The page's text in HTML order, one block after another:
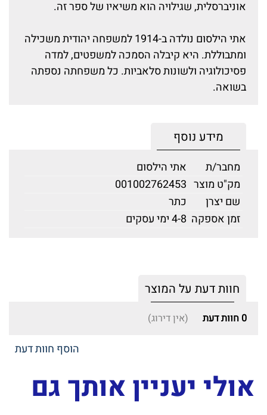
אוניברסלית, שגילויה הוא משיאיו של ספר זה.
אתי הילסום נולדה ב-1914 למשפחה יהודית משכילה
ומתבוללת. היא קיבלה הסמכה למשפטים, למדה
פסיכולוגיה ולשונות סלאביות. כל משפחתה נספתה
בשואה.
מידע נוסף
מחבר/ת
אתי הילסום
מק"ט מוצר 001002762453
שם יצרן
כתר
זמן אספקה 4-8 ימי עסקים
חוות דעת על המוצר
0 חוות דעת (אין דירוג)
הוסף חוות דעת
אולי יעניין אותך גם